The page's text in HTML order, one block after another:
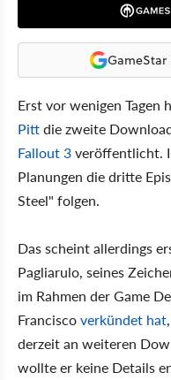
GameStar
Erst vor wenigen Tagen
Pittdie zweite
Fallout 3veröffentlicht.
Planungen die dritte
Steel" folgen.
Das scheint allerdings
Pagliarulo, seines
im Rahmen der Game
Franciscoverkündet hat
derzeit an weiteren
wollte er keine Details